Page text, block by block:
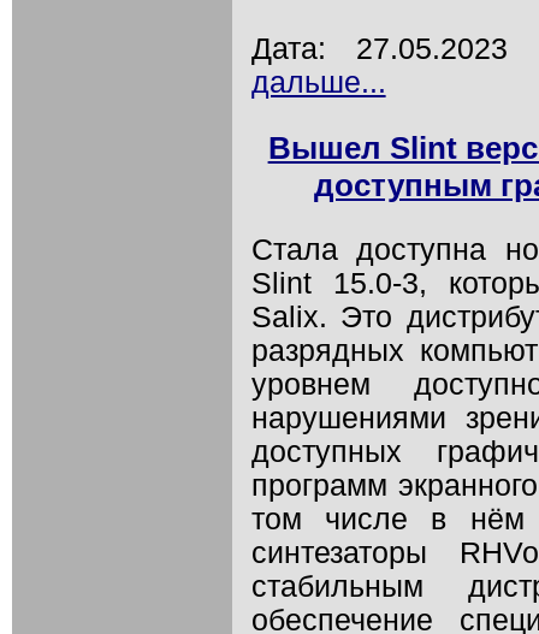
Дата:
дальше...
Вышел Slint
доступным
Стала доступна
Slint 15.0-3,
Salix. Это
разрядных
уровнем
нарушениями
доступных
программ
том числе в нём
синтезаторы
стабильным
обеспечение